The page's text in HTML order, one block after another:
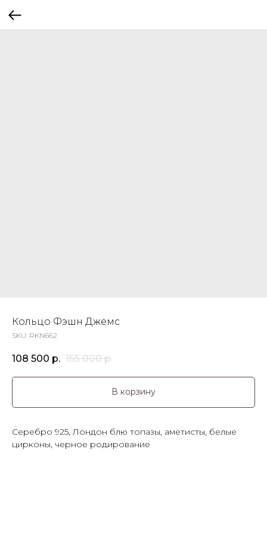
Кольцо Фэшн Джемс
SKU: RKN662
108 500 р. 155 000 р.
В корзину
Серебро 925, Лондон блю топазы, аметисты, белые
цирконы, черное родирование